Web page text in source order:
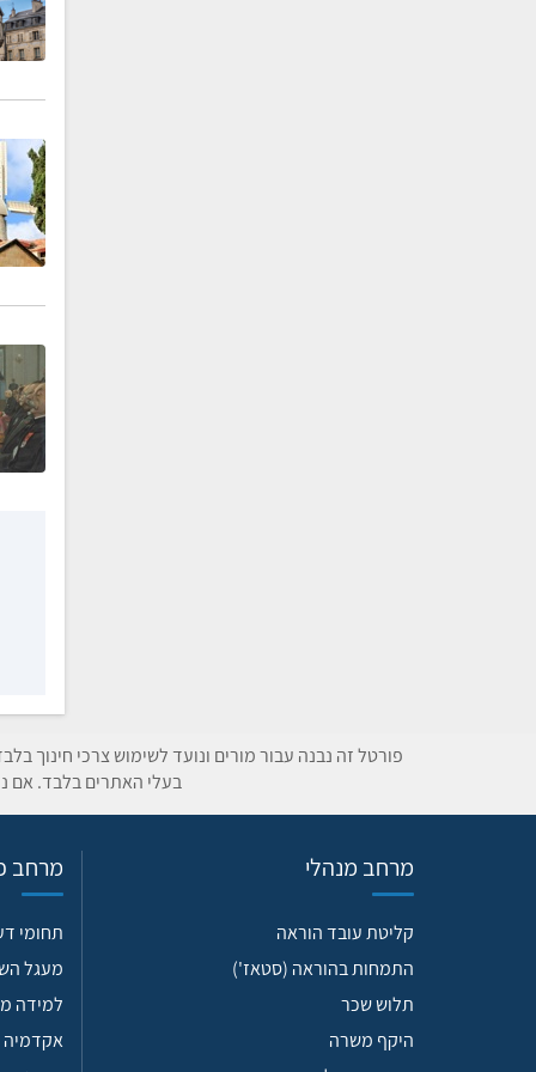
פורטל זה נבנה עבור מורים ונועד לשימוש צרכי חינוך
בעלי האתרים בלבד. אם
מרחב מנהלי
קליטת עובד הוראה
התמחות בהוראה (סטאז')
תלוש שכר
היקף משרה
מרחב
תחומי
מעגל
למידה